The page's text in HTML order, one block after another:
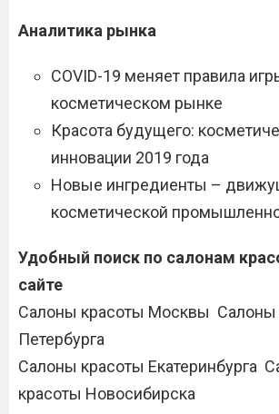
Аналитика рынка
COVID-19 меняет правила
косметическом рынке
Красота будущего:
инновации 2019 года
Новые ингредиенты –
косметической
Удобный поиск по салонам
сайте
Салоны красоты Москвы Салоны
Петербурга
Салоны красоты Екатеринбурга
красоты Новосибирска